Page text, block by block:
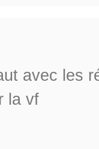
avec les
la vf